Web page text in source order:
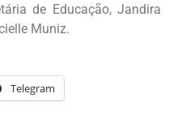
de Educação, Jandira
Muniz.
Telegram